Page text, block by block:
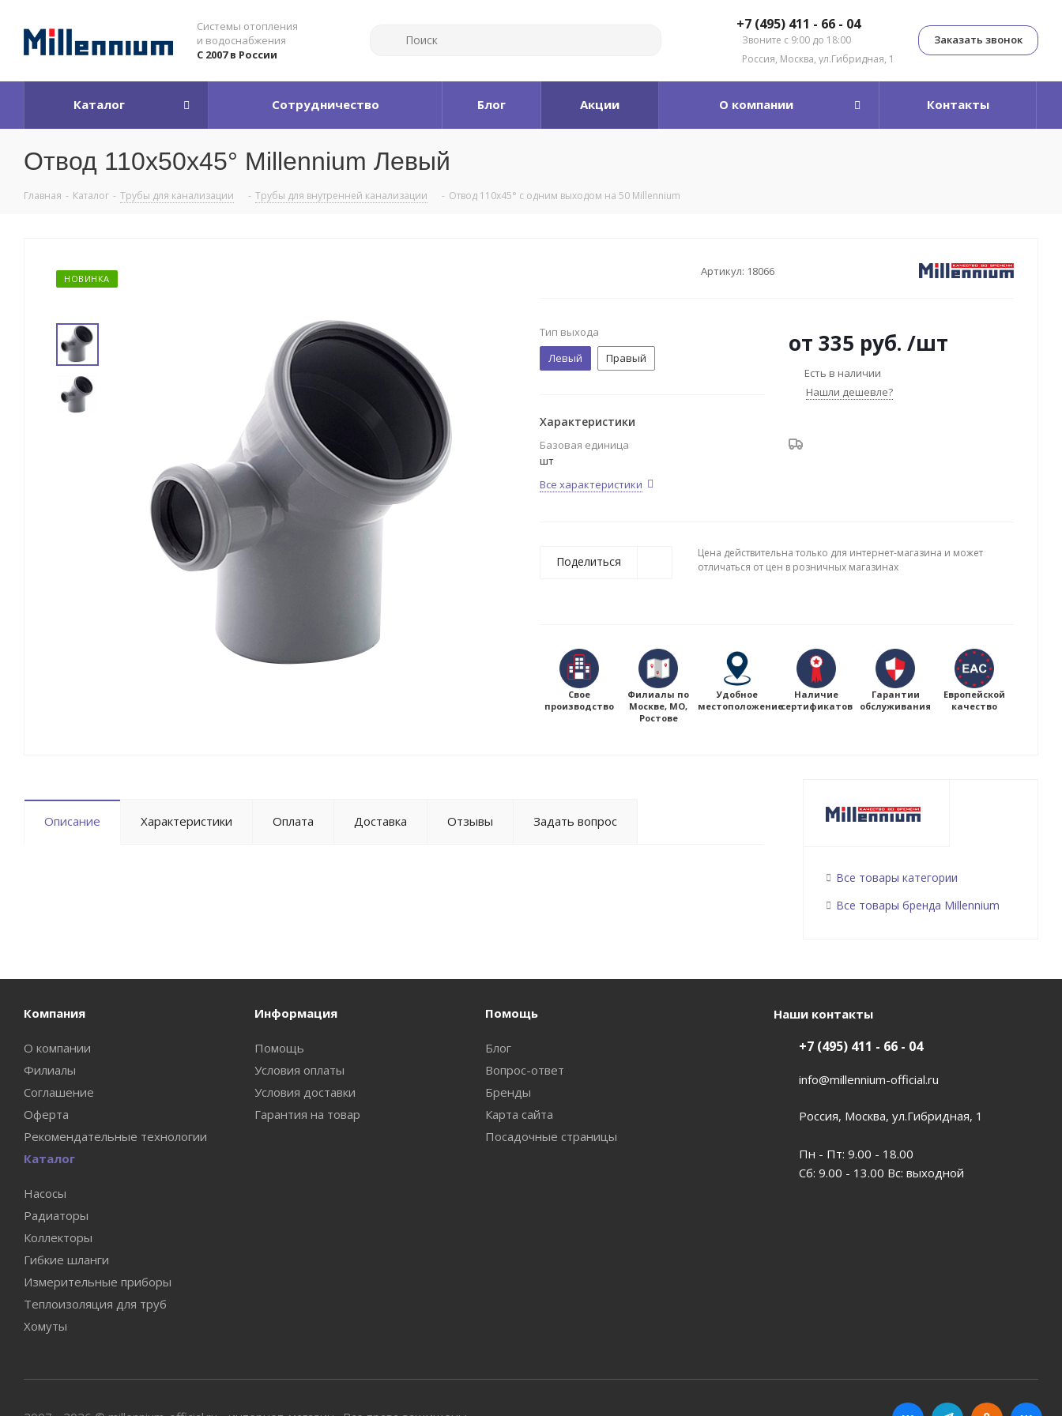
Системы отопления
и водоснабжения
С 2007 в России
+7 (495) 411 - 66 - 04
Звоните с 9:00 до 18:00
Россия, Москва, ул.Гибридная, 1
Заказать звонок
Каталог Сотрудничество Блог Акции О компании Контакты
Отвод 110x50x45° Millennium Левый
Главная - Каталог - Трубы для канализации - Трубы для внутренней канализации - Отвод 110x45° с одним выходом на 50 Millennium
НОВИНКА
Артикул: 18066
Тип выхода
Левый
Правый
Характеристики
Базовая единица
шт
Все характеристики
от 335 руб. /шт
Есть в наличии
Нашли дешевле?
Поделиться
Цена действительна только для интернет-магазина и может
отличаться от цен в розничных магазинах
Свое
производство
Филиалы по
Москве, МО,
Ростове
Удобное
местоположение
Наличие
сертификатов
Гарантии
обслуживания
Европейской
качество
Описание Характеристики Оплата Доставка Отзывы Задать вопрос
Все товары категории
Все товары бренда Millennium
Компания
О компании
Филиалы
Соглашение
Оферта
Рекомендательные технологии
Информация
Помощь
Условия оплаты
Условия доставки
Гарантия на товар
Помощь
Блог
Вопрос-ответ
Бренды
Карта сайта
Посадочные страницы
Каталог
Насосы
Радиаторы
Коллекторы
Гибкие шланги
Измерительные приборы
Теплоизоляция для труб
Хомуты
Наши контакты
+7 (495) 411 - 66 - 04
info@millennium-official.ru
Россия, Москва, ул.Гибридная, 1
Пн - Пт: 9.00 - 18.00
Сб: 9.00 - 13.00 Вс: выходной